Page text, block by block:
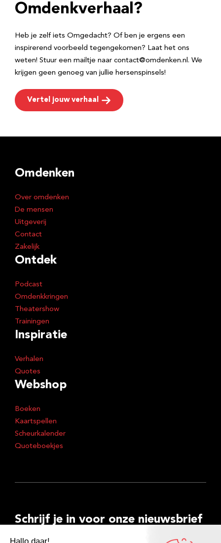
e
Omdenkverhaal?
Heb je zelf iets Omgedacht? Of ben je ergens een
inspirerend voorbeeld tegengekomen? Laat het ons
weten! Stuur een mailtje naar contact@omdenken.nl. We
krijgen geen genoeg van jullie hersenspinsels!
Vertel jouw verhaal
Omdenken
Over omdenken
De mensen
Uitgeverij
Contact
Zakelijk
Ontdek
Podcast
Omdenkkringen
Theatershow
Trainingen
Inspiratie
Verhalen
Quotes
Webshop
Boeken
Kaartspellen
Scheurkalender
Quoteboekjes
Schrijf je in voor onze nieuwsbrief